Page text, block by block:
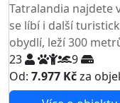
Tatralandia najdete
se líbí i další
obydlí, leží 300
23
9
Od: 7.977 Kčza